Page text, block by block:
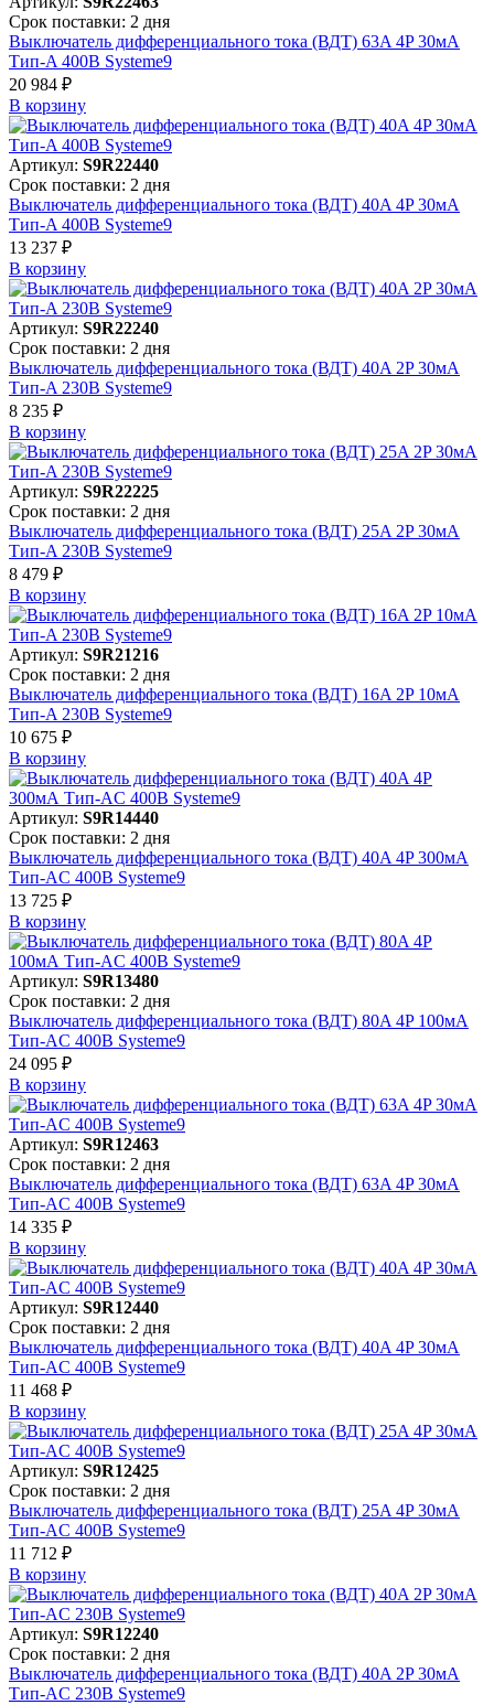
Срок поставки: 2 дня
Выключатель дифференциального тока (ВДТ) 63A 4P 30мА
Тип-A 400В Systeme9
20 984 ₽
В корзинy
Артикул: S9R22440
Срок поставки: 2 дня
Выключатель дифференциального тока (ВДТ) 40A 4P 30мА
Тип-A 400В Systeme9
13 237 ₽
В корзинy
Артикул: S9R22240
Срок поставки: 2 дня
Выключатель дифференциального тока (ВДТ) 40A 2P 30мА
Тип-A 230В Systeme9
8 235 ₽
В корзинy
Артикул: S9R22225
Срок поставки: 2 дня
Выключатель дифференциального тока (ВДТ) 25A 2P 30мА
Тип-A 230В Systeme9
8 479 ₽
В корзинy
Артикул: S9R21216
Срок поставки: 2 дня
Выключатель дифференциального тока (ВДТ) 16A 2P 10мА
Тип-A 230В Systeme9
10 675 ₽
В корзинy
Артикул: S9R14440
Срок поставки: 2 дня
Выключатель дифференциального тока (ВДТ) 40A 4P 300мА
Тип-AC 400В Systeme9
13 725 ₽
В корзинy
Артикул: S9R13480
Срок поставки: 2 дня
Выключатель дифференциального тока (ВДТ) 80A 4P 100мА
Тип-AC 400В Systeme9
24 095 ₽
В корзинy
Артикул: S9R12463
Срок поставки: 2 дня
Выключатель дифференциального тока (ВДТ) 63A 4P 30мА
Тип-AC 400В Systeme9
14 335 ₽
В корзинy
Артикул: S9R12440
Срок поставки: 2 дня
Выключатель дифференциального тока (ВДТ) 40A 4P 30мА
Тип-AC 400В Systeme9
11 468 ₽
В корзинy
Артикул: S9R12425
Срок поставки: 2 дня
Выключатель дифференциального тока (ВДТ) 25A 4P 30мА
Тип-AC 400В Systeme9
11 712 ₽
В корзинy
Артикул: S9R12240
Срок поставки: 2 дня
Выключатель дифференциального тока (ВДТ) 40A 2P 30мА
Тип-AC 230В Systeme9